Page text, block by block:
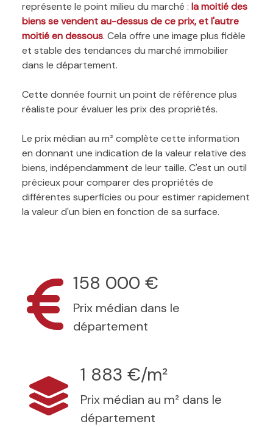
représente le point milieu du marché : la moitié des
biens se vendent au-dessus de ce prix, et l'autre
moitié en dessous. Cela offre une image plus fidèle
et stable des tendances du marché immobilier
dans le département.
Cette donnée fournit un point de référence plus
réaliste pour évaluer les prix des propriétés.
Le prix médian au m² complète cette information
en donnant une indication de la valeur relative des
biens, indépendamment de leur taille. C'est un outil
précieux pour comparer des propriétés de
différentes superficies ou pour estimer rapidement
la valeur d'un bien en fonction de sa surface.
158 000 €
Prix médian dans le
département
1 883 €/m²
Prix médian au m² dans le
département